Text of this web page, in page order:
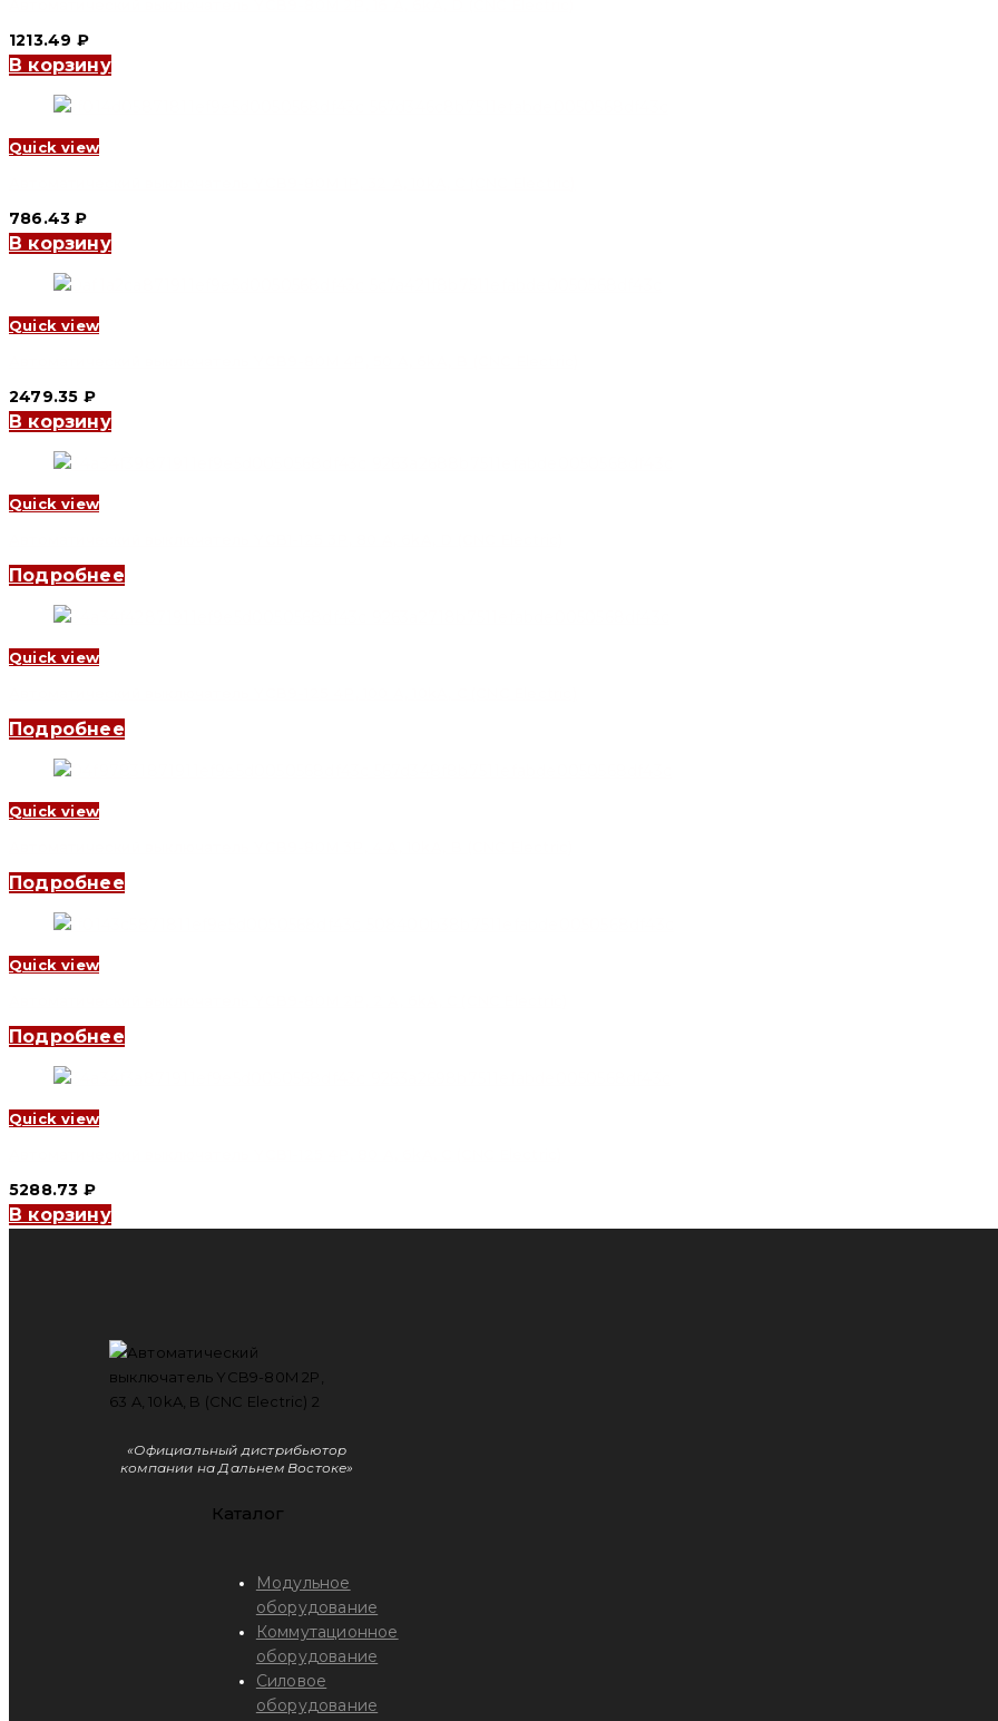
1213.49 ₽
В корзину
Quick view
786.43₽
В корзину
Quick view
2479.35 ₽
В корзину
Quick view
Подробнее
Quick view
Подробнее
Quick view
Подробнее
Quick view
Подробнее
Quick view
5288.73 ₽
В корзину
«Официальный дистрибьютор
компании на Дальнем Востоке»
Каталог
Модульное
оборудование
Коммутационное
оборудование
Силовое
оборудование